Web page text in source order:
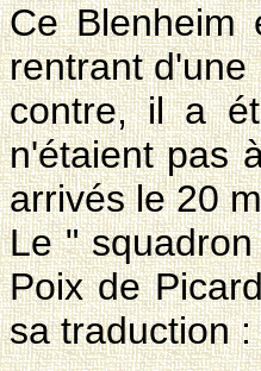
Ce Blenheim
rentrant d'une
contre, il a
n'étaient pas
arrivés le 20
Le "
Poix de
sa traduction :